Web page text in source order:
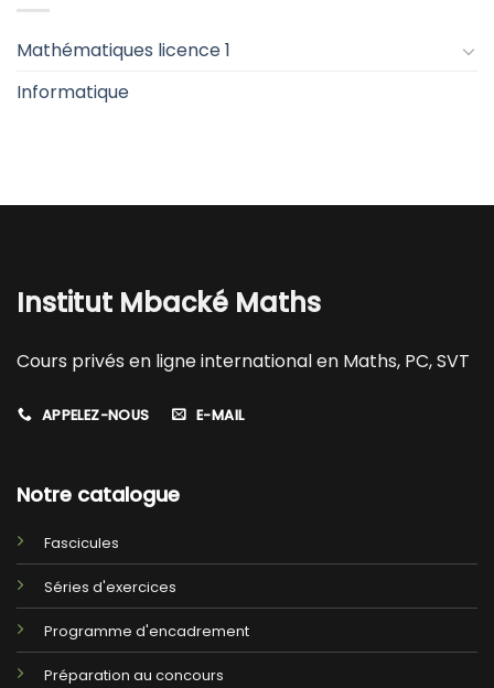
Mathématiques licence 1
Informatique
Institut Mbacké Maths
Cours privés en ligne international en Maths, PC, SVT
APPELEZ-NOUS E-MAIL
Notre catalogue
Fascicules
Séries d'exercices
Programme d'encadrement
Préparation au concours